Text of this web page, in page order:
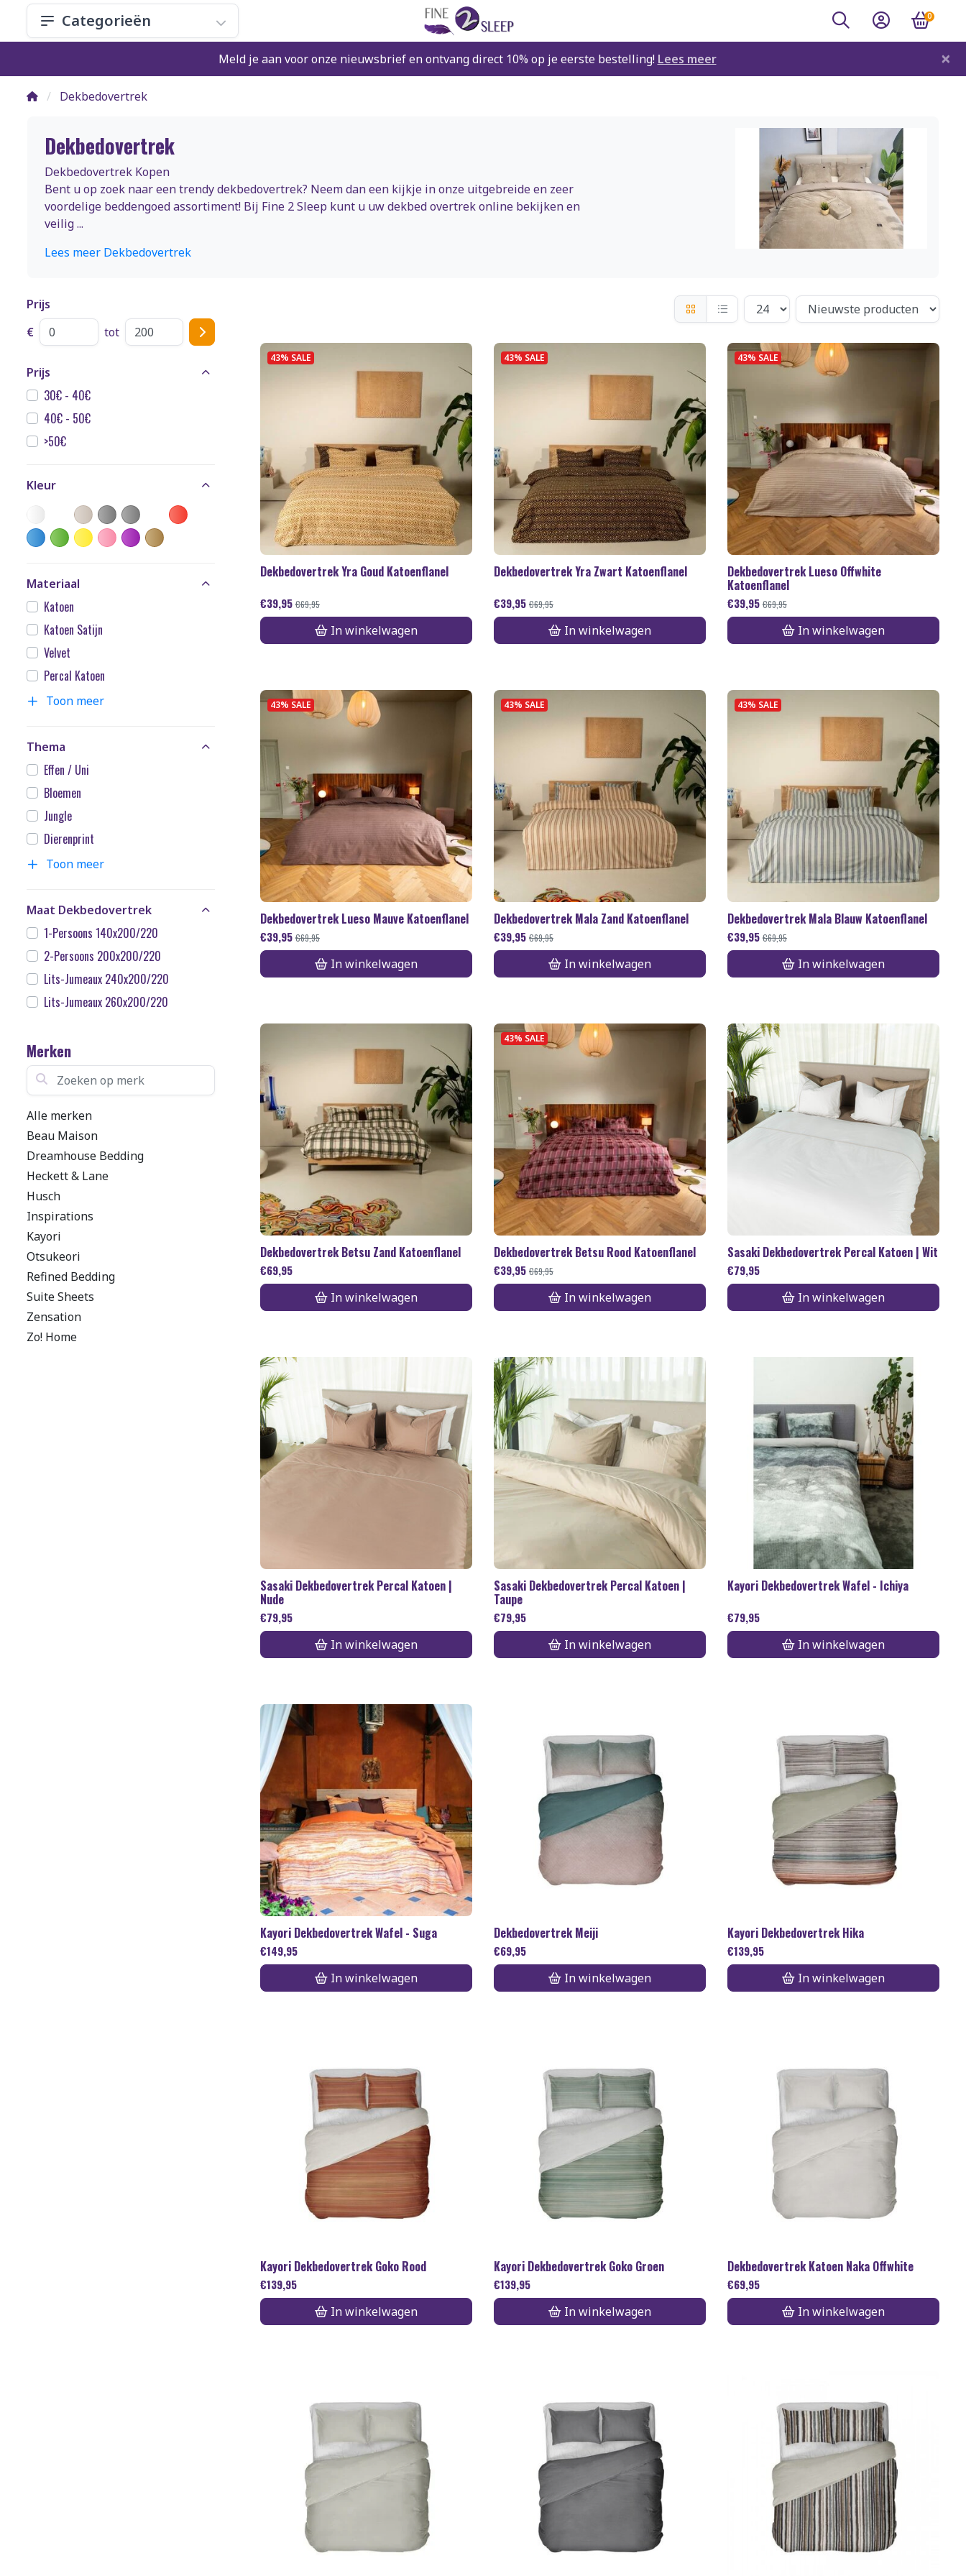
Categorieën 0
Meld je aan voor onze nieuwsbrief en ontvang direct 10% op je eerste bestelling! Lees meer ×
Dekbedovertrek
Dekbedovertrek
Dekbedovertrek Kopen
Bent u op zoek naar een trendy dekbedovertrek? Neem dan een kijkje in onze uitgebreide en zeer
voordelige beddengoed assortiment! Bij Fine 2 Sleep kunt u uw dekbed overtrek online bekijken en
veilig ...
Lees meer Dekbedovertrek
Prijs
€
tot
Prijs
30€ - 40€
40€ - 50€
>50€
Kleur
Materiaal
Katoen
Katoen Satijn
Velvet
Percal Katoen
Toon meer
Thema
Effen / Uni
Bloemen
Jungle
Dierenprint
Toon meer
Maat Dekbedovertrek
1-Persoons 140x200/220
2-Persoons 200x200/220
Lits-Jumeaux 240x200/220
Lits-Jumeaux 260x200/220
Merken
Zoeken op merk
Alle merken
Beau Maison
Dreamhouse Bedding
Heckett & Lane
Husch
Inspirations
Kayori
Otsukeori
Refined Bedding
Suite Sheets
Zensation
Zo! Home
43% SALE
Dekbedovertrek Yra Goud Katoenflanel
€39,95 €69,95
In winkelwagen
43% SALE
Dekbedovertrek Yra Zwart Katoenflanel
€39,95 €69,95
In winkelwagen
43% SALE
Dekbedovertrek Lueso Offwhite
Katoenflanel
€39,95 €69,95
In winkelwagen
43% SALE
Dekbedovertrek Lueso Mauve Katoenflanel
€39,95 €69,95
In winkelwagen
43% SALE
Dekbedovertrek Mala Zand Katoenflanel
€39,95 €69,95
In winkelwagen
43% SALE
Dekbedovertrek Mala Blauw Katoenflanel
€39,95 €69,95
In winkelwagen
Dekbedovertrek Betsu Zand Katoenflanel
€69,95
In winkelwagen
43% SALE
Dekbedovertrek Betsu Rood Katoenflanel
€39,95 €69,95
In winkelwagen
Sasaki Dekbedovertrek Percal Katoen | Wit
€79,95
In winkelwagen
Sasaki Dekbedovertrek Percal Katoen |
Nude
€79,95
In winkelwagen
Sasaki Dekbedovertrek Percal Katoen |
Taupe
€79,95
In winkelwagen
Kayori Dekbedovertrek Wafel - Ichiya
€79,95
In winkelwagen
Kayori Dekbedovertrek Wafel - Suga
€149,95
In winkelwagen
Dekbedovertrek Meiji
€69,95
In winkelwagen
Kayori Dekbedovertrek Hika
€139,95
In winkelwagen
Kayori Dekbedovertrek Goko Rood
€139,95
In winkelwagen
Kayori Dekbedovertrek Goko Groen
€139,95
In winkelwagen
Dekbedovertrek Katoen Naka Offwhite
€69,95
In winkelwagen